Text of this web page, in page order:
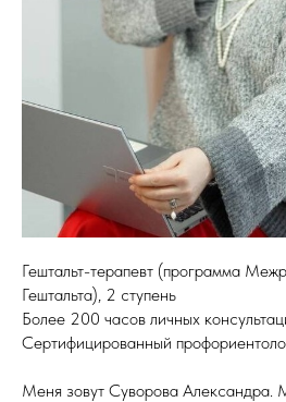
Гештальт-терапевт (программа
Гештальта), 2 ступень
Более 200 часов личных
Сертифицированный
Меня зовут Суворова Александра.